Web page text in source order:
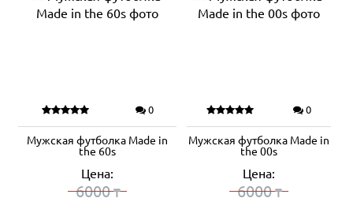
0
Мужская футболка Made in
the 60s
Цена:
6000₸
0
Мужская футболка Made in
the 00s
Цена:
6000₸